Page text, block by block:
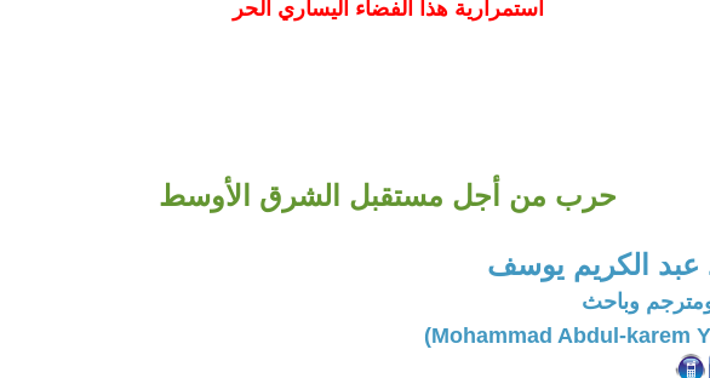
استمرارية هذا الفضاء اليساري الحر
حرب من أجل مستقبل الشرق الأوسط
الكريم يوسف
وباحث